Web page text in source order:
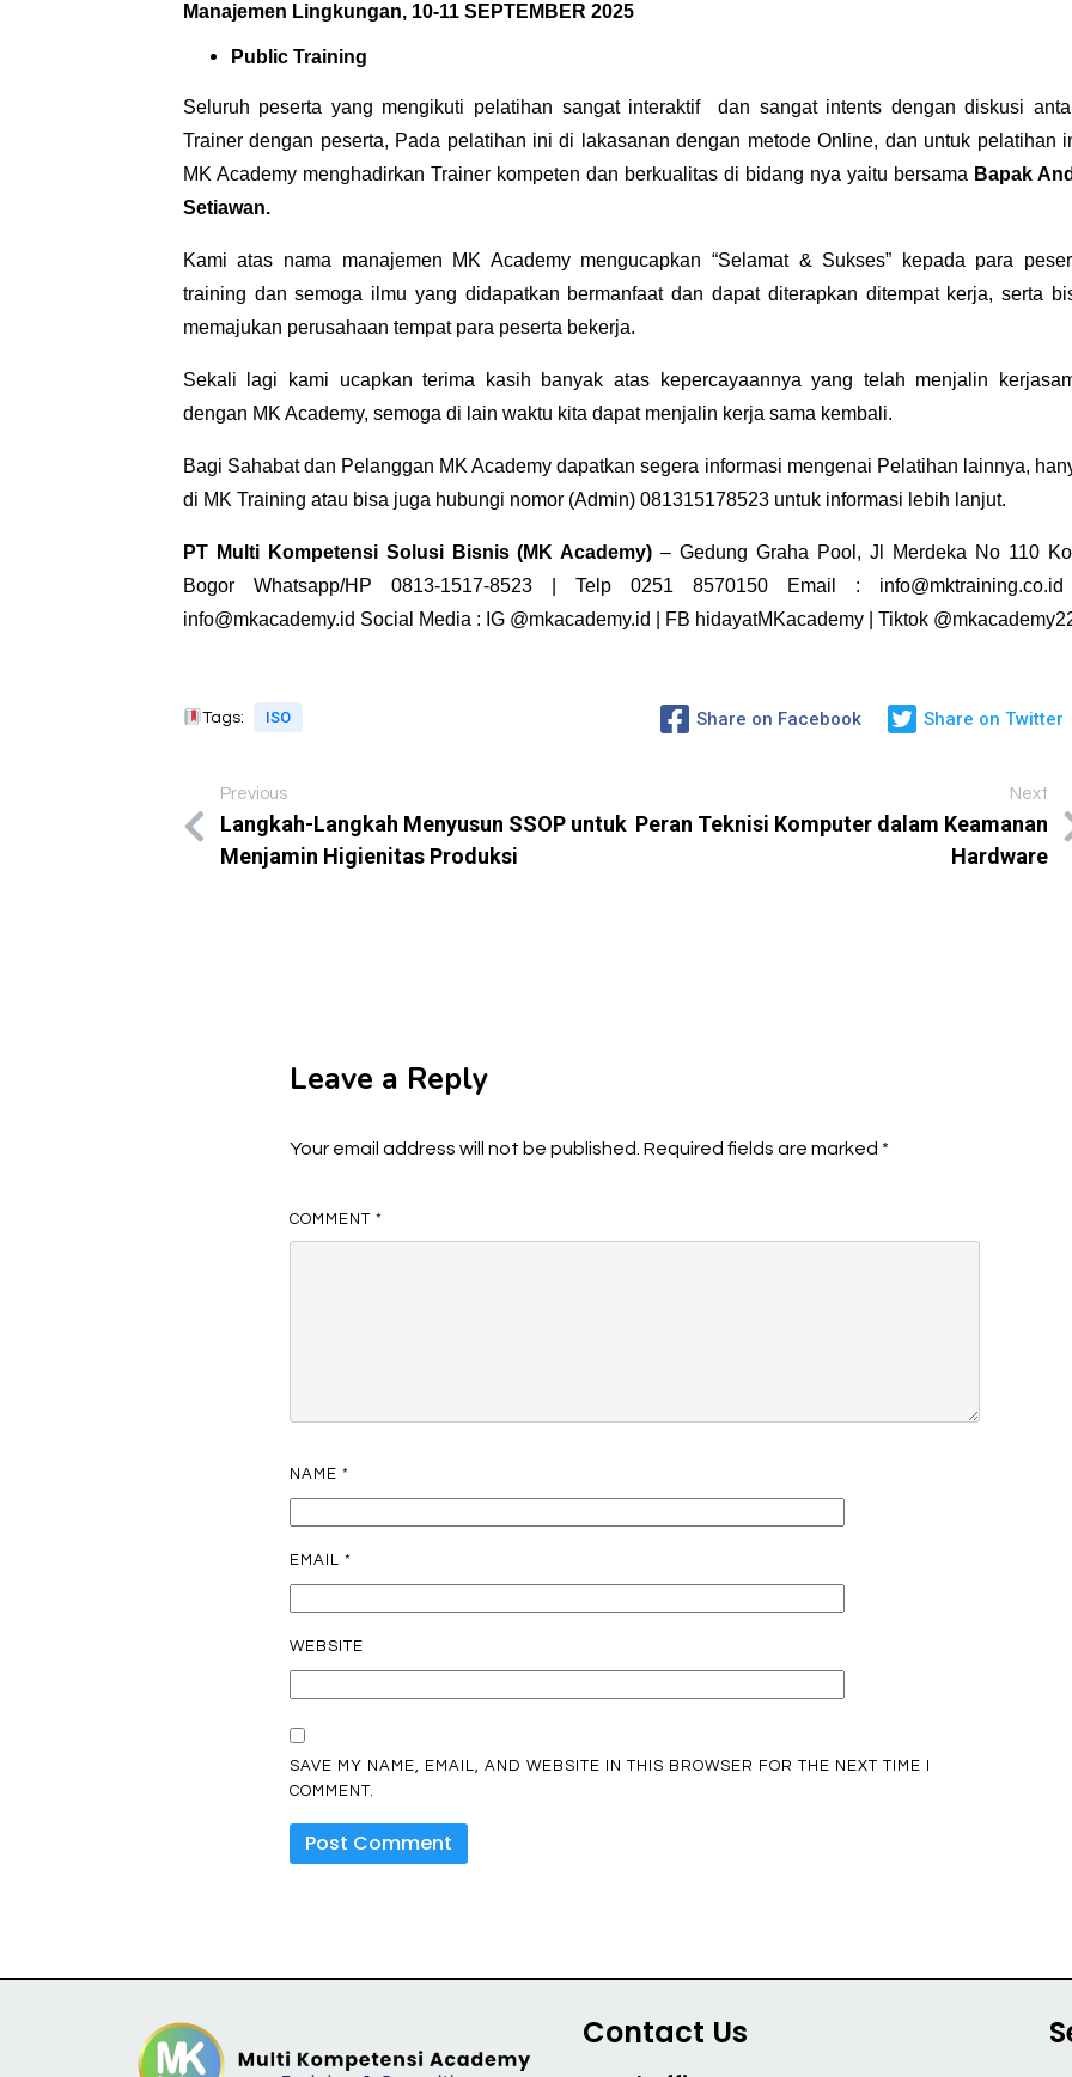
Manajemen Lingkungan, 10-11 SEPTEMBER 2025
Public Training
Seluruh peserta yang mengikuti pelatihan sangat interaktif dan sangat intents dengan diskusi
Trainer dengan peserta, Pada pelatihan ini di lakasanan dengan metode Online, dan untuk pelatihan
MK Academy menghadirkan Trainer kompeten dan berkualitas di bidang nya yaitu bersama Bapak
Setiawan.
Kami atas nama manajemen MK Academy mengucapkan “Selamat & Sukses” kepada para
training dan semoga ilmu yang didapatkan bermanfaat dan dapat diterapkan ditempat kerja, serta
memajukan perusahaan tempat para peserta bekerja.
Sekali lagi kami ucapkan terima kasih banyak atas kepercayaannya yang telah menjalin
dengan MK Academy, semoga di lain waktu kita dapat menjalin kerja sama kembali.
Bagi Sahabat dan Pelanggan MK Academy dapatkan segera informasi mengenai Pelatihan lainnya,
di MK Training atau bisa juga hubungi nomor (Admin) 081315178523untuk informasi lebih lanjut.
PT Multi Kompetensi Solusi Bisnis (MK Academy) – Gedung Graha Pool, Jl Merdeka No 110
Bogor Whatsapp/HP 0813-1517-8523 | Telp 0251 8570150 Email : info@mktraining.co.id
info@mkacademy.id Social Media : IG @mkacademy.id | FB hidayatMKacademy| Tiktok
Tags: ISO Share on Facebook Share on Twitter
Previous
Langkah-Langkah Menyusun SSOP untuk
Menjamin Higienitas Produksi
Next
Peran Teknisi Komputer dalam Keamanan
Hardware
Leave a Reply
Your email address will not be published. Required fields are marked *
COMMENT*
NAME*
EMAIL*
WEBSITE
SAVE MY NAME, EMAIL, AND WEBSITE IN THIS BROWSER FOR THE NEXT TIME I
COMMENT.
Contact Us